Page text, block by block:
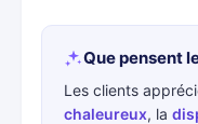
Que pensent
Les clients
chaleureux, la